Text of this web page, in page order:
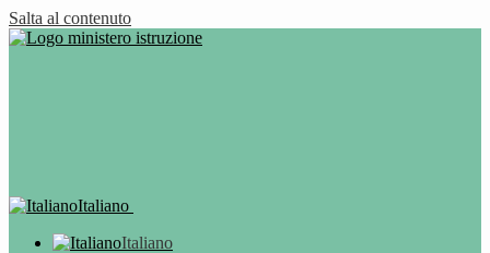
Salta al contenuto
Italiano
Italiano